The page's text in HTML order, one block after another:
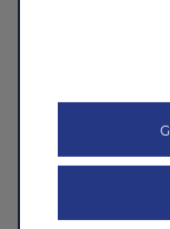
Email *